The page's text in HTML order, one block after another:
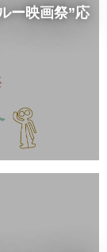
ー映画祭”応